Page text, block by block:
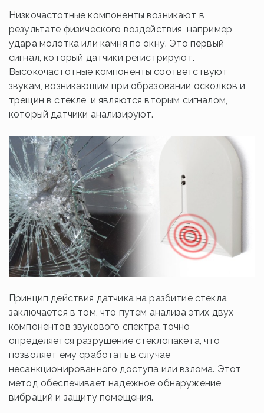
Низкочастотные компоненты возникают в
результате физического воздействия, например,
удара молотка или камня по окну. Это первый
сигнал, который датчики регистрируют.
Высокочастотные компоненты соответствуют
звукам, возникающим при образовании осколков и
трещин в стекле, и являются вторым сигналом,
который датчики анализируют.
Принцип действия датчика на разбитие стекла
заключается в том, что путем анализа этих двух
компонентов звукового спектра точно
определяется разрушение стеклопакета, что
позволяет ему сработать в случае
несанкционированного доступа или взлома. Этот
метод обеспечивает надежное обнаружение
вибраций и защиту помещения.